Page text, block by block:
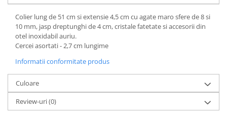
Colier lung de 51 cm si extensie 4,5 cm cu agate maro sfere de 8 si
10 mm, jasp dreptunghi de 4 cm, cristale fatetate si accesorii din
otel inoxidabil auriu.
Cercei asortati - 2,7 cm lungime
Informatii conformitate produs
Culoare
Review-uri(0)